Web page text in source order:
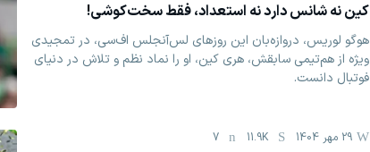
کین نه شانس دارد نه استعداد، فقط سخت‌‌کوشی!
هوگو لوریس، دروازه‌بان این روزهای لس‌آنجلس اف‌سی، در تمجیدی
ویژه از هم‌تیمی سابقش، هری کین، او را نماد نظم و تلاش در دنیای
فوتبال دانست.
29 مهر 1404 11.9K
7